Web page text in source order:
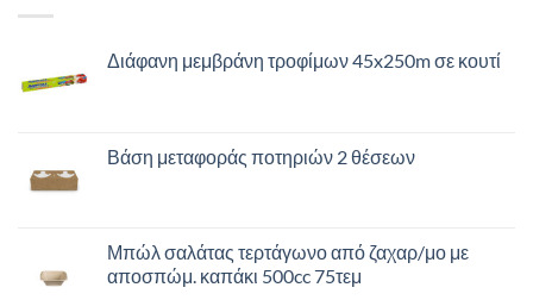
Διάφανη μεμβράνη τροφίμων 45x250m σε κουτί
Βάση μεταφοράς ποτηριών 2 θέσεων
Μπώλ σαλάτας τερτάγωνο από ζαχαρ/μο με
αποσπώμ. καπάκι 500cc 75τεμ